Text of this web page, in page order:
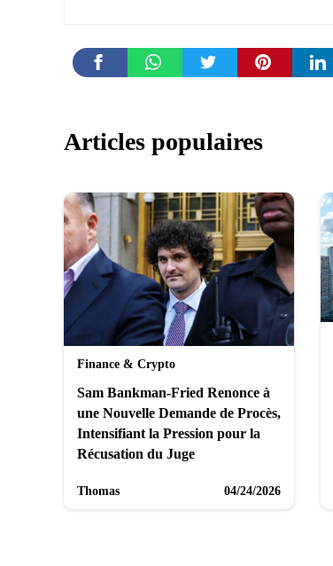
Articles populaires
Finance & Crypto
Sam Bankman-Fried Renonce à
une Nouvelle Demande de Procès,
Intensifiant la Pression pour la
Récusation du Juge
Thomas 04/24/2026